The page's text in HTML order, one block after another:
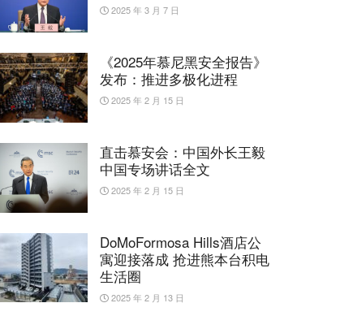
2025 年 3 月 7 日
《2025年慕尼黑安全报告》
发布：推进多极化进程
2025 年 2 月 15 日
直击慕安会：中国外长王毅
中国专场讲话全文
2025 年 2 月 15 日
DoMoFormosa Hills酒店公
寓迎接落成 抢进熊本台积电
生活圈
2025 年 2 月 13 日